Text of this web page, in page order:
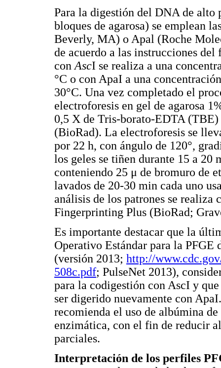
Para la digestión del DNA de alto
bloques de agarosa) se emplean
Beverly, MA) o Apal (Roche
de acuerdo a las instrucciones
conAscI se realiza a una
°C o con ApaI a una
30°C. Una vez completado el
electroforesis en gel de agarosa
0,5 X de Tris-borato-EDTA (TBE)
(BioRad). La electroforesis se
por 22 h, con ángulo de 120°,
los geles se tiñen durante 15 a 20
conteniendo 25 μ de bromuro de
lavados de 20-30 min cada uno
análisis de los patrones se
Fingerprinting Plus (BioRad;
Es importante destacar que la
Operativo Estándar para la PFGE
(versión 2013; http://
508c.pdf; PulseNet 2013),
para la codigestión con AscI y
ser digerido nuevamente con
recomienda el uso de albúmina
enzimática, con el fin de reducir
parciales.
Interpretación de los perfiles